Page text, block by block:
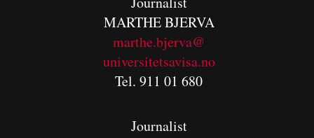
MARTHE BJERVA
marthe.bjerva@
universitetsavisa.no
Tel. 911 01 680
Journalist